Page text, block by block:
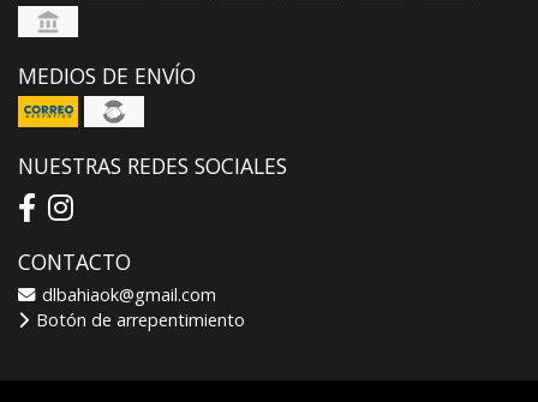
MEDIOS DE ENVÍO
NUESTRAS REDES SOCIALES
CONTACTO
dlbahiaok@gmail.com
Botón de arrepentimiento